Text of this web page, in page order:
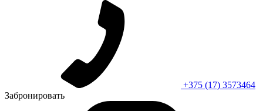
+375 (17) 3573464
Забронировать